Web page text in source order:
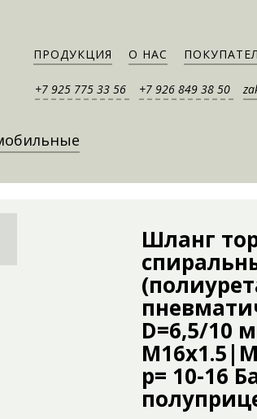
ПРОДУКЦИЯ О НАС
+7 925 775 33 56 +7 926 849 38 50
Шланг
D=6,5/10
p= 10-16